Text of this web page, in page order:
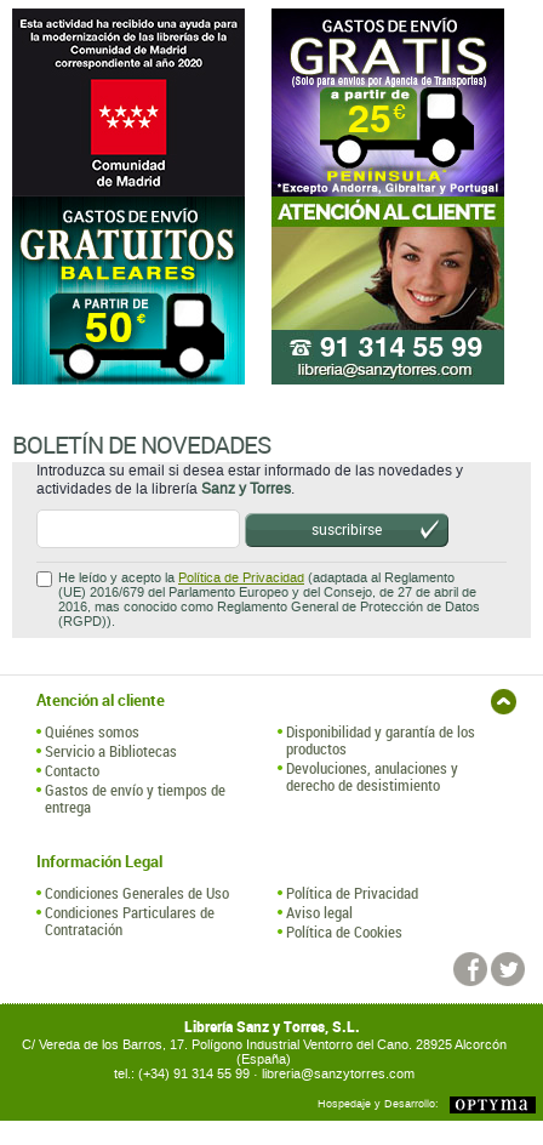
BOLETÍN DE NOVEDADES
Introduzca su email si desea estar informado de las novedades y
actividades de la librería Sanz y Torres
suscribirse
He leído y acepto la Política de Privacidad (adaptada al Reglamento
(UE) 2016/679 del Parlamento Europeo y del Consejo, de 27 de abril de
2016, mas conocido como Reglamento General de Protección de Datos
(RGPD)).
Atención al cliente
Quiénes somos
Servicio a Bibliotecas
Contacto
Gastos de envío y tiempos de
entrega
Disponibilidad y garantía de los
productos
Devoluciones, anulaciones y
derecho de desistimiento
Información Legal
Condiciones Generales de Uso
Condiciones Particulares de
Contratación
Política de Privacidad
Aviso legal
Política de Cookies
Librería Sanz y Torres, S.L.
C/ Vereda de los Barros, 17. Polígono Industrial Ventorro del Cano. 28925 Alcorcón
(España)
tel.: (+34) 91 314 55 99 · libreria@sanzytorres.com
Hospedaje y Desarrollo: